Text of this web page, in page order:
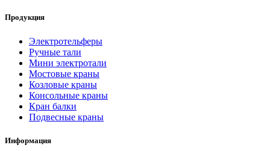
Продукция
Электротельферы
Ручные тали
Мини электротали
Мостовые краны
Козловые краны
Консольные краны
Кран балки
Подвесные краны
Информация